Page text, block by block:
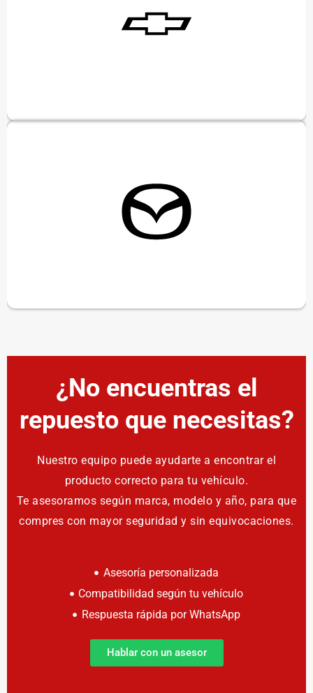
¿No encuentras el
repuesto que necesitas?
Nuestro equipo puede ayudarte a encontrar el
producto correcto para tu vehículo.
Te asesoramos según marca, modelo y año, para que
compres con mayor seguridad y sin equivocaciones.
Asesoría personalizada
Compatibilidad según tu vehículo
Respuesta rápida por WhatsApp
Hablar con un asesor